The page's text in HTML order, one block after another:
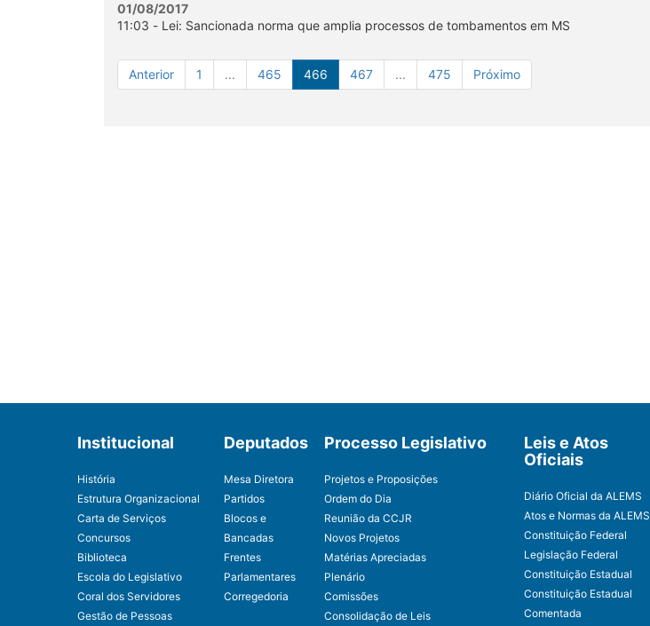
01/08/2017
11:03 - Lei: Sancionada norma que amplia processos de tombamentos em MS
Anterior 1 ... 465 466 467 ... 475 Próximo
Institucional
História
Estrutura Organizacional
Carta de Serviços
Concursos
Biblioteca
Escola do Legislativo
Coral dos Servidores
Gestão de Pessoas
Deputados
Mesa Diretora
Partidos
Blocos e
Bancadas
Frentes
Parlamentares
Corregedoria
Processo Legislativo
Projetos e Proposições
Ordem do Dia
Reunião da CCJR
Novos Projetos
Matérias Apreciadas
Plenário
Comissões
Consolidação de Leis
Leis e Atos
Oficiais
Diário Oficial da ALEMS
Atos e Normas da ALEMS
Constituição Federal
Legislação Federal
Constituição Estadual
Constituição Estadual
Comentada